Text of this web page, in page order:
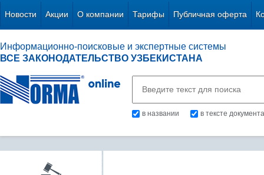
Новости Акции О компании Тарифы Публичная оферта
Информационно-поисковые и экспертные системы
ВСЕ ЗАКОНОДАТЕЛЬСТВО УЗБЕКИСТАНА
в названии в тексте документа